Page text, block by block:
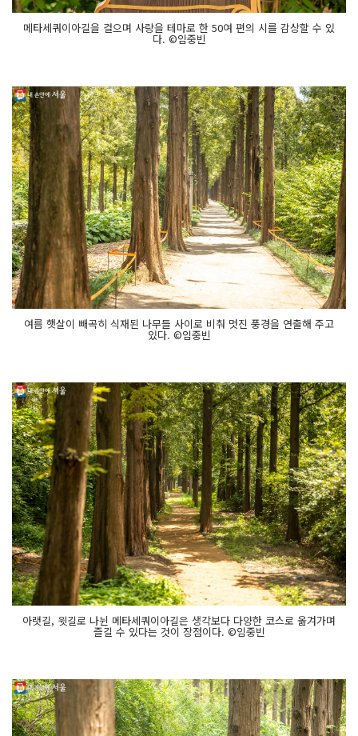
메타세쿼이아길을 걸으며 사랑을 테마로 한 50여 편의 시를 감상할 수 있
다. ©임중빈
여름 햇살이 빼곡히 식재된 나무들 사이로 비춰 멋진 풍경을 연출해 주고
있다. ©임중빈
아랫길, 윗길로 나뉜 메타세쿼이아길은 생각보다 다양한 코스로 옮겨가며
즐길 수 있다는 것이 장점이다. ©임중빈